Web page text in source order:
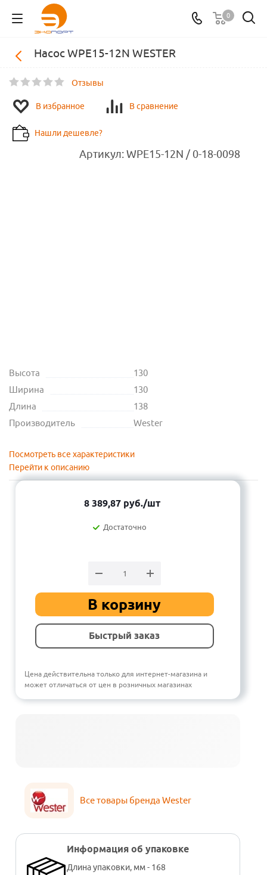
0
Насос WPE15-12N WESTER
Отзывы
В избранное В сравнение
Нашли дешевле?
Артикул:WPE15-12N / 0-18-0098
Высота
130
Ширина
130
Длина
138
Производитель
Wester
Посмотреть все характеристики
Перейти к описанию
8 389,87руб./шт
Достаточно
В корзину
Быстрый заказ
Цена действительна только для интернет-магазина и
может отличаться от цен в розничных магазинах
Все товары бренда Wester
Информация об упаковке
Длина упаковки, мм - 168